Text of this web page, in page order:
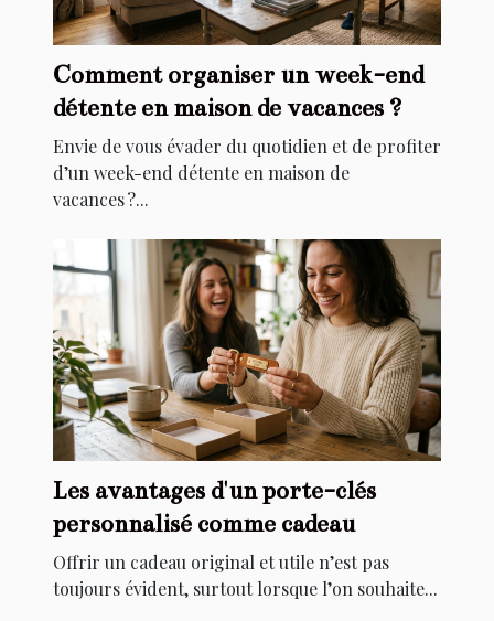
Comment organiser un week-end
détente en maison de vacances ?
Envie de vous évader du quotidien et de profiter
d’un week-end détente en maison de
vacances ?...
Les avantages d'un porte-clés
personnalisé comme cadeau
Offrir un cadeau original et utile n’est pas
toujours évident, surtout lorsque l’on souhaite...